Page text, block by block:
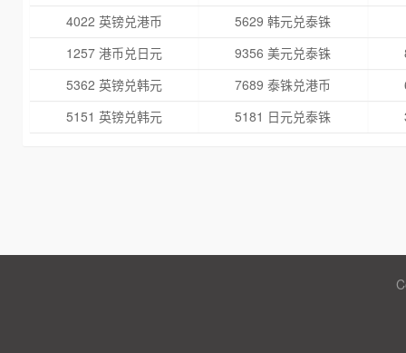
4022 英镑兑港币
5629 韩元兑泰铢
1257 港币兑日元
9356 美元兑泰铢
5362 英镑兑韩元
7689 泰铢兑港币
5151 英镑兑韩元
5181 日元兑泰铢